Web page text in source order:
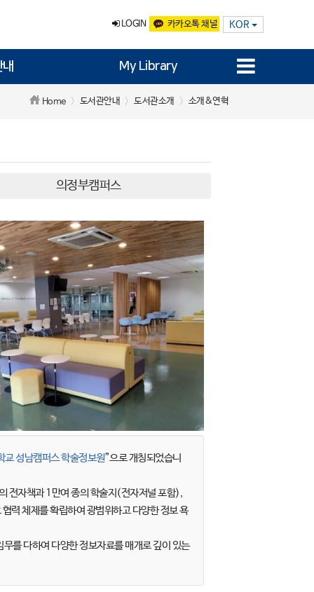
LOGIN 카카오톡 채널 KOR
My Library
Home 도서관안내 도서관소개 소개&연혁
의정부캠퍼스
교 성남캠퍼스 학술정보원”으로 개칭되었습니
전자책과 1만여 종의 학술지(전자저널 포함),
력 체제를 확립하여 광범위하고 다양한 정보 욕
를 다하여 다양한 정보자료를 매개로 깊이 있는